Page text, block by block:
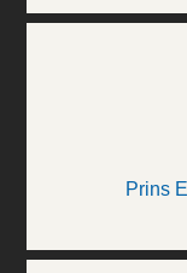
Prins